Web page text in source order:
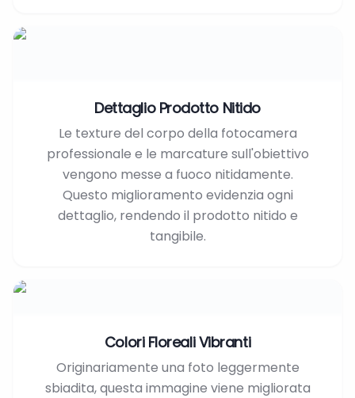
Dettaglio Prodotto Nitido
Le texture del corpo della fotocamera
professionale e le marcature sull'obiettivo
vengono messe a fuoco nitidamente.
Questo miglioramento evidenzia ogni
dettaglio, rendendo il prodotto nitido e
tangibile.
Colori Floreali Vibranti
Originariamente una foto leggermente
sbiadita, questa immagine viene migliorata